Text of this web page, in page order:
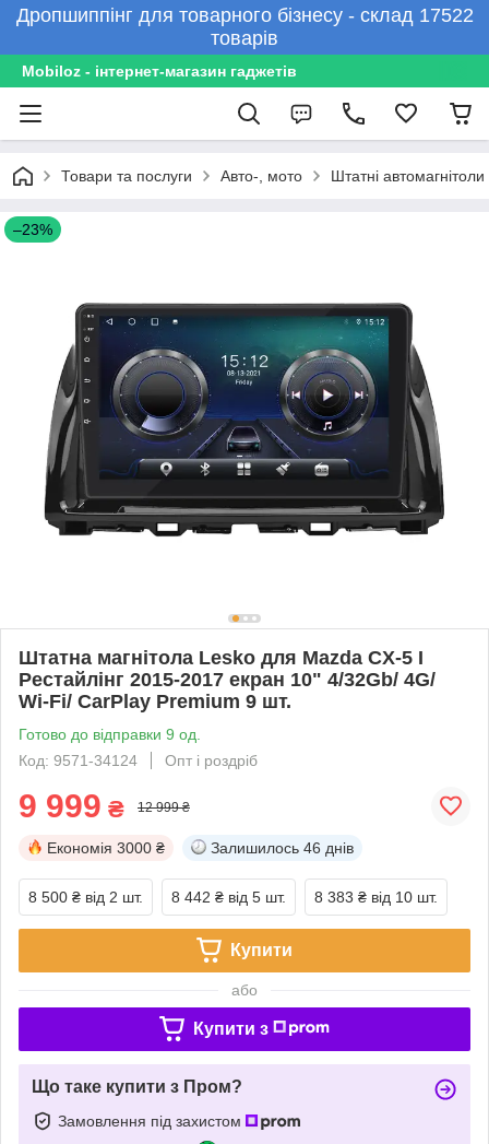
Дропшиппінг для товарного бізнесу - склад 17522
товарів
Mobiloz - інтернет-магазин гаджетів
Товари та послуги Авто-, мото Штатні автомагнітоли
–23%
Штатна магнітола Lesko для Mazda CX-5 I
Рестайлінг 2015-2017 екран 10" 4/32Gb/ 4G/
Wi-Fi/ CarPlay Premium 9 шт.
Готово до відправки 9 од.
Код: 9571-34124
Опт і роздріб
9 999 ₴ 12 999 ₴
Економія 3000 ₴ Залишилось 46 днів
8 500 ₴ від 2 шт. 8 442 ₴ від 5 шт. 8 383 ₴ від 10 шт.
Купити
або
Купити з
Що таке купити з Пром?
Замовлення під захистом